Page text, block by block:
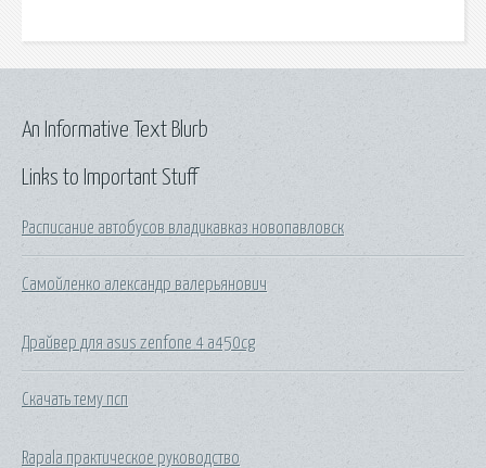
Links to Important Stuff
Расписание автобусов владикавказ новопавловск
Самойленко александр валерьянович
Драйвер для asus zenfone 4 a450cg
Скачать тему псп
Rapala практическое руководство
An Informative Text Blurb